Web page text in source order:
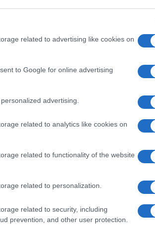
related to advertising like cookies on
to Google for online advertising
advertising.
related to analytics like cookies on
related to functionality of the website
related to personalization.
related to security, including
prevention, and other user protection.